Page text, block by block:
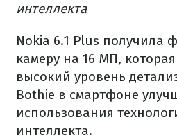
интеллекта
Nokia 6.1 Plus получила
камеру на 16 МП,
высокий уровень
Bothie в смартфоне
использования
интеллекта.